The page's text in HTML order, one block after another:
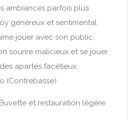
ambiances parfois plus
généreux et sentimental
jouer avec son public,
sourire malicieux et se jouer
apartés facétieux.
(Contrebasse)
et restauration légère